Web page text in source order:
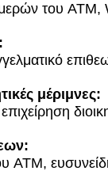
του
μέριμνες:
ATM,